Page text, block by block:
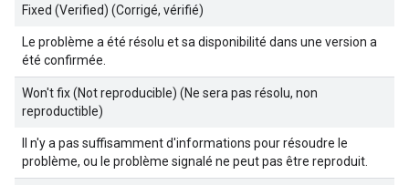
Fixed (Verified) (Corrigé, vérifié)
Le problème a été résolu et sa disponibilité dans une version a
été confirmée.
Won't fix (Not reproducible) (Ne sera pas résolu, non
reproductible)
Il n'y a pas suffisamment d'informations pour résoudre le
problème, ou le problème signalé ne peut pas être reproduit.